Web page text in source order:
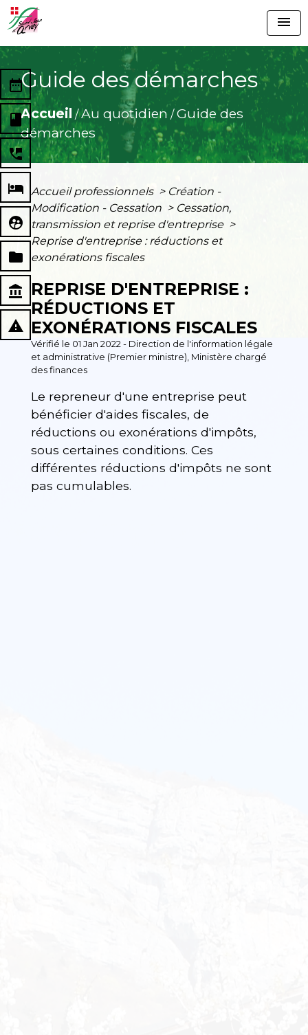
menu
Guide des démarches
Accueil /Au quotidien /Guide des
démarches
date_range
book
perm_phone_msg
local_hotel
supervised_user_circle
folder
account_balance
report_problem
Accueil professionnels > Création -
Modification - Cessation > Cessation,
transmission et reprise d'entreprise >
Reprise d'entreprise : réductions et
exonérations fiscales
REPRISE D'ENTREPRISE :
RÉDUCTIONS ET
EXONÉRATIONS FISCALES
Vérifié le 01 Jan 2022 - Direction de l'information légale
et administrative (Premier ministre), Ministère chargé
des finances
Le repreneur d'une entreprise peut
bénéficier d'aides fiscales, de
réductions ou exonérations d'impôts,
sous certaines conditions. Ces
différentes réductions d'impôts ne sont
pas cumulables.